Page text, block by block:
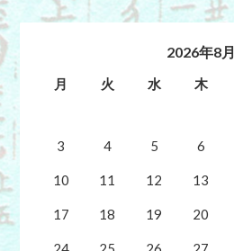
2026年8月
月 火 水 木
3 4 5 6
10 11 12 13
17 18 19 20